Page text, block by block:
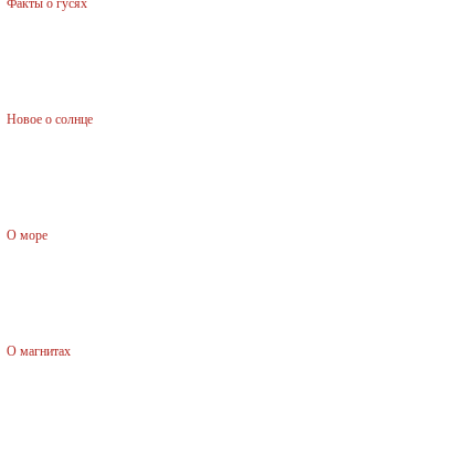
Новое о солнце
О море
О магнитах